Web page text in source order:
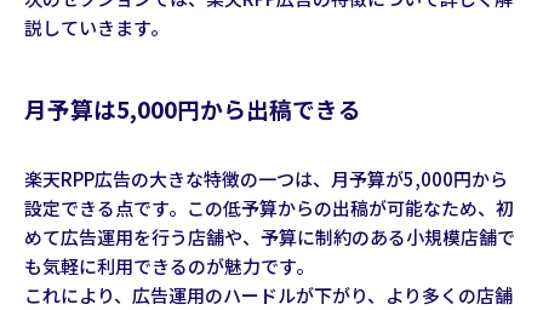
説していきます。
月予算は5,000円から出稿できる
楽天RPP広告の大きな特徴の一つは、月予算が5,000円から
設定できる点です。この低予算からの出稿が可能なため、初
めて広告運用を行う店舗や、予算に制約のある小規模店舗で
も気軽に利用できるのが魅力です。
これにより、広告運用のハードルが下がり、より多くの店舗